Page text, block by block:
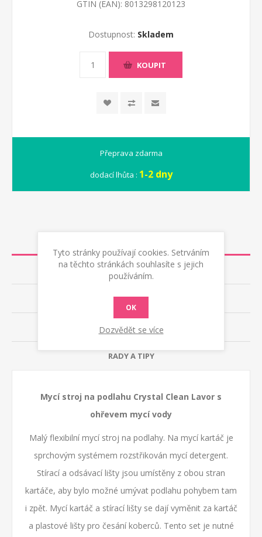
GTIN (EAN): 8013298120123
Dostupnost: Skladem
KOUPIT
Přeprava zdarma
dodací lhůta : 1-2 dny
TECHNICKÁ DATA
RECENZE
KONTAKTUJTE NÁS
RADY A TIPY
Mycí stroj na podlahu Crystal Clean Lavor s
ohřevem mycí vody
Malý flexibilní mycí stroj na podlahy. Na mycí kartáč je
sprchovým systémem rozstřikován mycí detergent.
Stírací a odsávací lišty jsou umístěny z obou stran
kartáče, aby bylo možné umývat podlahu pohybem tam
i zpět. Mycí kartáč a stírací lišty se dají vyměnit za kartáč
a plastové lišty pro česání koberců. Tento set je nutné
Tyto stránky používají cookies. Setrváním
na těchto stránkách souhlasíte s jejich
používáním.
OK
Dozvědět se více